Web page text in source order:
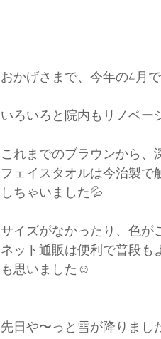
おかげさまで、今年の4月
いろいろと院内もリノベー
これまでのブラウンから、
フェイスタオルは今治製で
しちゃいました💦
サイズがなかったり、色が
ネット通販は便利で普段も
も思いました☺️
先日や〜っと雪が降りまし